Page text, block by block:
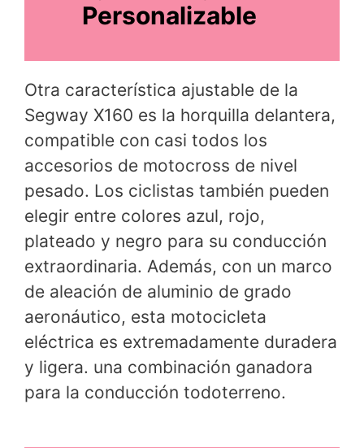
Personalizable
Otra característica ajustable de la
Segway X160 es la horquilla delantera,
compatible con casi todos los
accesorios de motocross de nivel
pesado. Los ciclistas también pueden
elegir entre colores azul, rojo,
plateado y negro para su conducción
extraordinaria. Además, con un marco
de aleación de aluminio de grado
aeronáutico, esta motocicleta
eléctrica es extremadamente duradera
y ligera. una combinación ganadora
para la conducción todoterreno.